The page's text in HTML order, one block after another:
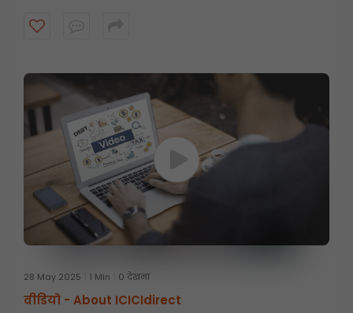
28 May 2025 1 Min 0 देखना
वीडियो - About ICICIdirect